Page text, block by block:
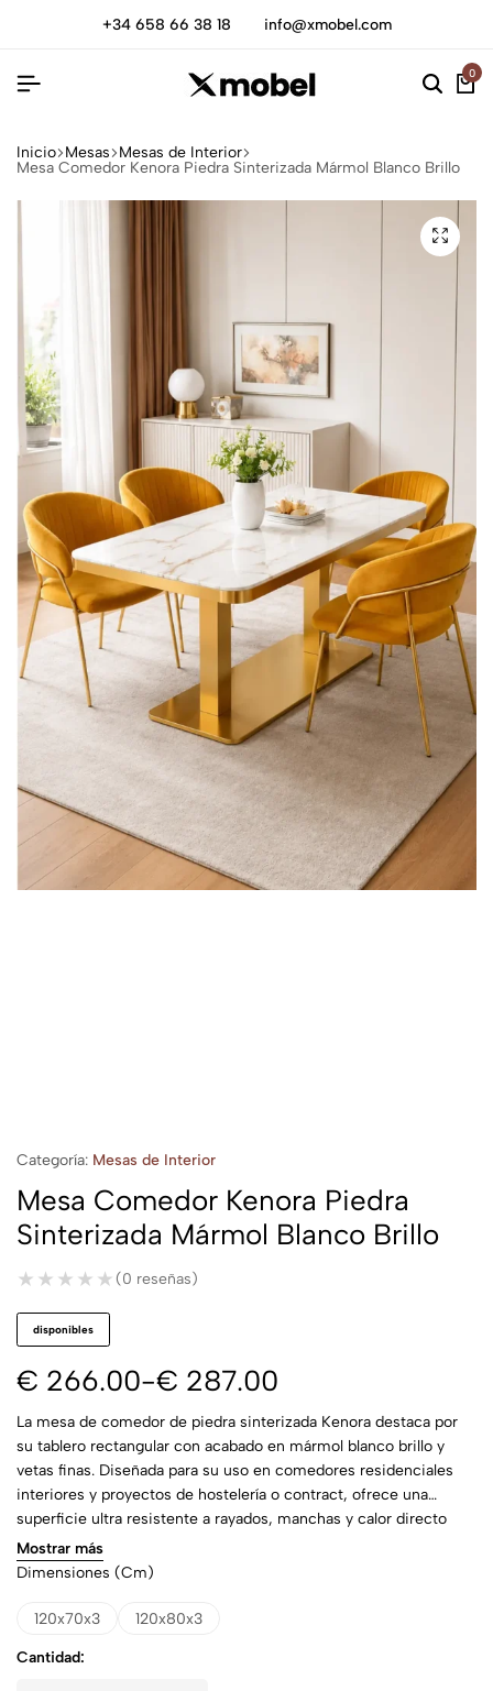
+34 658 66 38 18 info@xmobel.com
0
Inicio Mesas Mesas de Interior
Mesa Comedor Kenora Piedra Sinterizada Mármol Blanco Brillo
Categoría: Mesas de Interior
Mesa Comedor Kenora Piedra
Sinterizada Mármol Blanco Brillo
★★★★★
★★★★★ (0 reseñas)
disponibles
€ 266.00-€ 287.00
La mesa de comedor de piedra sinterizada Kenora destaca por
su tablero rectangular con acabado en mármol blanco brillo y
vetas finas. Diseñada para su uso en comedores residenciales
interiores y proyectos de hostelería o contract, ofrece una
superficie ultra resistente a rayados, manchas y calor directo
gracias a sus propiedades tecnológicas avanzadas.
Mostrar más
Dimensiones (cm)
120x70x3 120x80x3
Cantidad: